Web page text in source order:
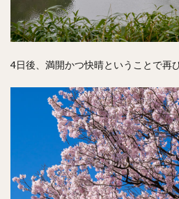
4日後、満開かつ快晴ということで再